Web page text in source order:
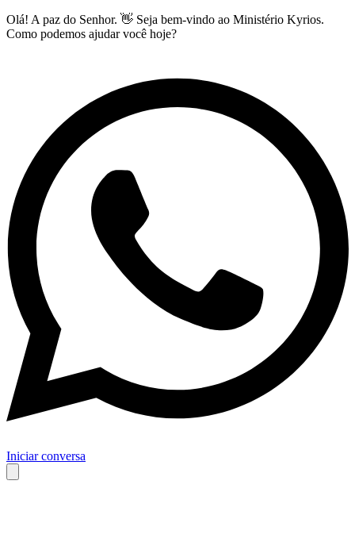
Olá! A paz do Senhor. 👋 Seja bem-vindo ao Ministério Kyrios.
Como podemos ajudar você hoje?
Iniciar conversa